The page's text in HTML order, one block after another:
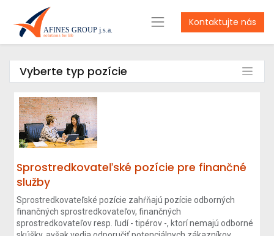
Kontaktujte nás
Vyberte typ pozície
Sprostredkovateľské pozície pre finančné
služby
Sprostredkovateľské pozície zahŕňajú pozície odborných
finančných sprostredkovateľov, finančných
sprostredkovateľov resp. ľudí - tipérov -, ktorí nemajú odborné